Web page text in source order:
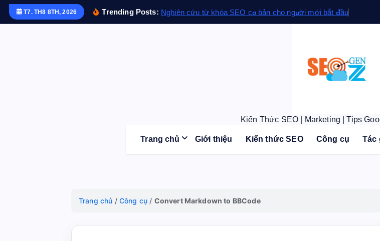
T7. TH8 8TH, 2026 Trending Posts: Nghiên cứu từ khóa SEO cơ bản cho người mới bắt đầu
Kiến Thức SEO | Marketing | Tips
Trang chủ Giới thiệu Kiến thức SEO Công cụ Tác
Trang chủ / Công cụ / Convert Markdown to BBCode